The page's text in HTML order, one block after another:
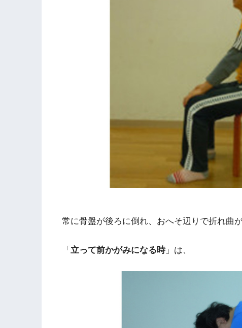
常に骨盤が後ろに倒れ、おへそ辺りで折れ曲
「 立って前かがみになる時」は、